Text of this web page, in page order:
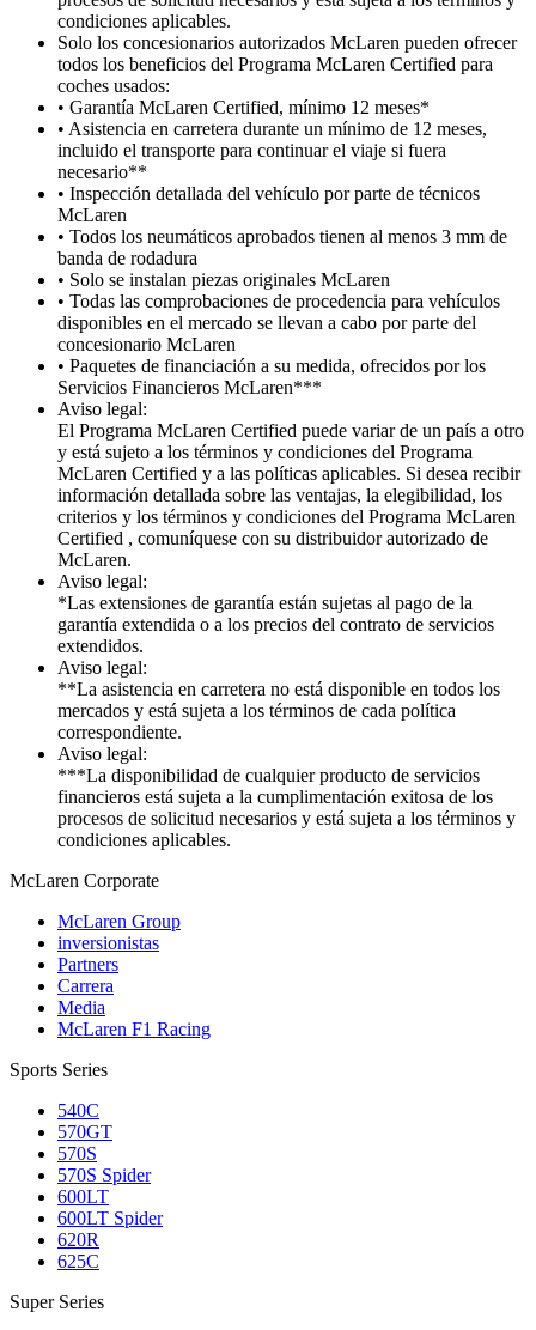
condiciones aplicables.
Solo los concesionarios autorizados McLaren pueden ofrecer
todos los beneficios del Programa McLaren Certified para
coches usados:
• Garantía McLaren Certified, mínimo 12 meses*
• Asistencia en carretera durante un mínimo de 12 meses,
incluido el transporte para continuar el viaje si fuera
necesario**
• Inspección detallada del vehículo por parte de técnicos
McLaren
• Todos los neumáticos aprobados tienen al menos 3 mm de
banda de rodadura
• Solo se instalan piezas originales McLaren
• Todas las comprobaciones de procedencia para vehículos
disponibles en el mercado se llevan a cabo por parte del
concesionario McLaren
• Paquetes de financiación a su medida, ofrecidos por los
Servicios Financieros McLaren***
Aviso legal:
El Programa McLaren Certified puede variar de un país a otro
y está sujeto a los términos y condiciones del Programa
McLaren Certified y a las políticas aplicables. Si desea recibir
información detallada sobre las ventajas, la elegibilidad, los
criterios y los términos y condiciones del Programa McLaren
Certified , comuníquese con su distribuidor autorizado de
McLaren.
Aviso legal:
*Las extensiones de garantía están sujetas al pago de la
garantía extendida o a los precios del contrato de servicios
extendidos.
Aviso legal:
**La asistencia en carretera no está disponible en todos los
mercados y está sujeta a los términos de cada política
correspondiente.
Aviso legal:
***La disponibilidad de cualquier producto de servicios
financieros está sujeta a la cumplimentación exitosa de los
procesos de solicitud necesarios y está sujeta a los términos y
condiciones aplicables.
McLaren Corporate
McLaren Group
inversionistas
Partners
Carrera
Media
McLaren F1 Racing
Sports Series
540C
570GT
570S
570S Spider
600LT
600LT Spider
620R
625C
Super Series